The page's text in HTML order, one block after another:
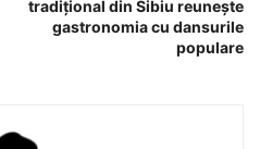
tradiţional din Sibiu reuneşte
gastronomia cu dansurile
populare